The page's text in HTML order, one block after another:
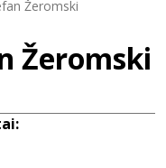
Žeromski
Žeromski